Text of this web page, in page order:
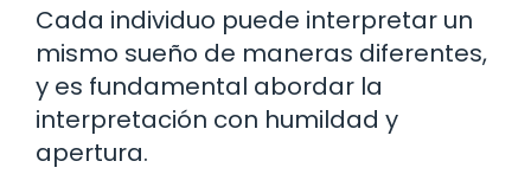
Cada individuo puede interpretar un
mismo sueño de maneras diferentes,
y es fundamental abordar la
interpretación con humildad y
apertura.